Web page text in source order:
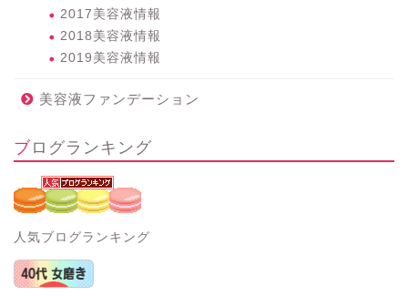
2017美容液情報
2018美容液情報
2019美容液情報
美容液ファンデーション
ブログランキング
人気ブログランキング